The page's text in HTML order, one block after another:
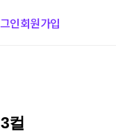
인회원가입
컬